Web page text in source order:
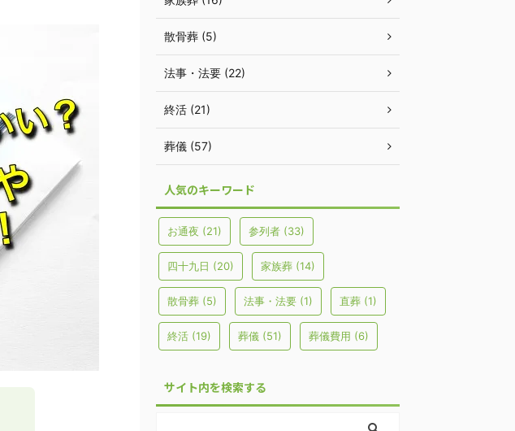
散骨葬 (5)
法事・法要 (22)
終活 (21)
葬儀 (57)
人気のキーワード
お通夜 (21) 参列者 (33)
四十九日 (20) 家族葬 (14)
散骨葬 (5) 法事・法要 (1) 直葬 (1)
終活 (19) 葬儀 (51) 葬儀費用 (6)
サイト内を検索する